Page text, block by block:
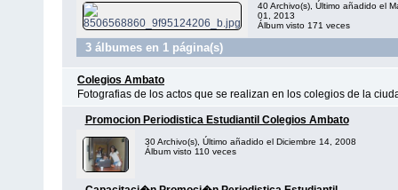
40 Archivo(s), Último añadido el
01, 2013
Álbum visto 171 veces
3 álbumes en 1 página(s)
Colegios Ambato
Fotografias de los actos que se realizan en los colegios de la
Promocion Periodistica Estudiantil Colegios Ambato
30 Archivo(s), Último añadido el Diciembre 14, 2008
Álbum visto 110 veces